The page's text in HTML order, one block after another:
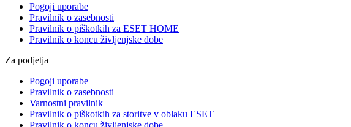
Pogoji uporabe
Pravilnik o zasebnosti
Pravilnik o piškotkih za ESET HOME
Pravilnik o koncu življenjske dobe
Za podjetja
Pogoji uporabe
Pravilnik o zasebnosti
Varnostni pravilnik
Pravilnik o piškotkih za storitve v oblaku ESET
Pravilnik o koncu življenjske dobe